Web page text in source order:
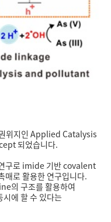
위지인 Applied Catalysis
되었습니다.
구로 imide 기반 covalent
로 활용한 연구입니다.
의 구조를 활용하여
에 할 수 있다는